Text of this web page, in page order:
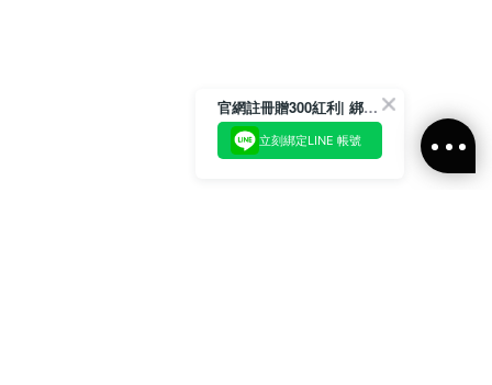
官網註冊贈300紅利| 綁定LINE再領取專屬優惠
立刻綁定LINE 帳號